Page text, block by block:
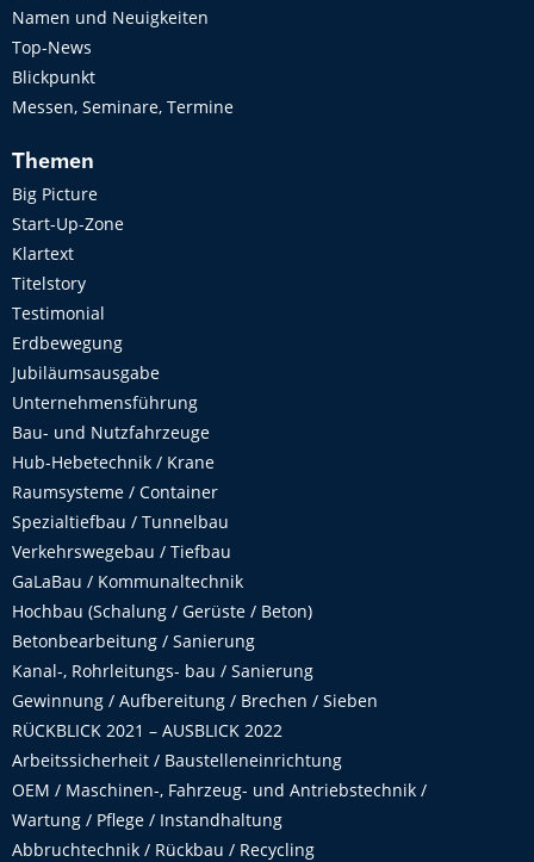
Namen und Neuigkeiten
Top-News
Blickpunkt
Messen, Seminare, Termine
Themen
Big Picture
Start-Up-Zone
Klartext
Titelstory
Testimonial
Erdbewegung
Jubiläumsausgabe
Unternehmensführung
Bau- und Nutzfahrzeuge
Hub-Hebetechnik / Krane
Raumsysteme / Container
Spezialtiefbau / Tunnelbau
Verkehrswegebau / Tiefbau
GaLaBau / Kommunaltechnik
Hochbau (Schalung / Gerüste / Beton)
Betonbearbeitung / Sanierung
Kanal-, Rohrleitungs- bau / Sanierung
Gewinnung / Aufbereitung / Brechen / Sieben
RÜCKBLICK 2021 – AUSBLICK 2022
Arbeitssicherheit / Baustelleneinrichtung
OEM / Maschinen-, Fahrzeug- und Antriebstechnik /
Wartung / Pflege / Instandhaltung
Abbruchtechnik / Rückbau / Recycling